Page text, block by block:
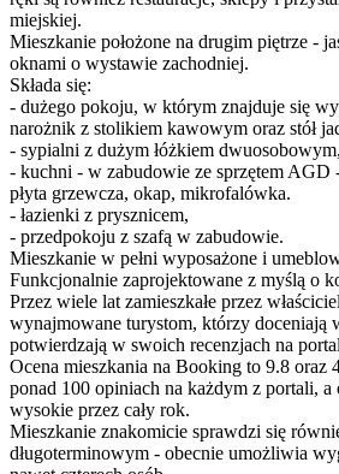
miejskiej.
Mieszkanie położone na drugim piętrze -
oknami o wystawie zachodniej.
Składa się:
- dużego pokoju, w którym znajduje się
narożnik z stolikiem kawowym oraz stół
- sypialni z dużym łóżkiem dwuosobowym,
- kuchni - w zabudowie ze sprzętem AGD
płyta grzewcza, okap, mikrofalówka.
- łazienki z prysznicem,
- przedpokoju z szafą w zabudowie.
Mieszkanie w pełni wyposażone i
Funkcjonalnie zaprojektowane z myślą o
Przez wiele lat zamieszkałe przez
wynajmowane turystom, którzy doceniają
potwierdzają w swoich recenzjach na
Ocena mieszkania na Booking to 9.8 oraz
ponad 100 opiniach na każdym z portali, a
wysokie przez cały rok.
Mieszkanie znakomicie sprawdzi się
długoterminowym - obecnie umożliwia